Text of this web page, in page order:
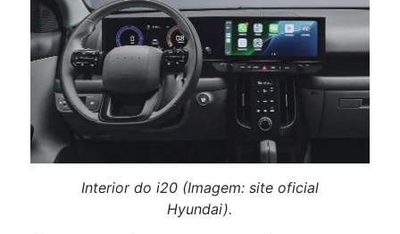
Interior do i20 (Imagem: site oficial
Hyundai).